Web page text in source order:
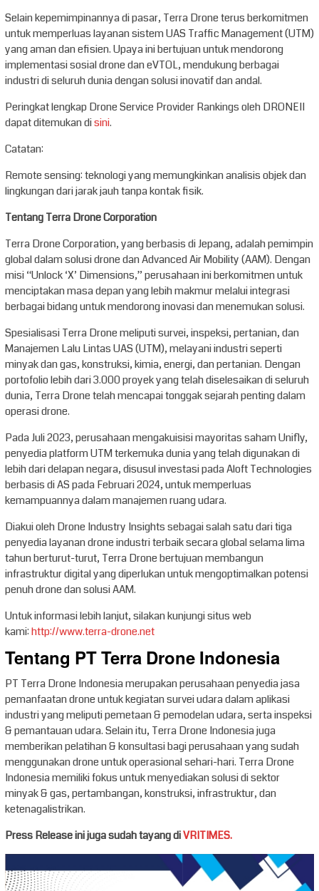
Selain kepemimpinannya di pasar, Terra Drone terus berkomitmen
untuk memperluas layanan sistem UAS Traffic Management (UTM)
yang aman dan efisien. Upaya ini bertujuan untuk mendorong
implementasi sosial drone dan eVTOL, mendukung berbagai
industri di seluruh dunia dengan solusi inovatif dan andal.
Peringkat lengkap Drone Service Provider Rankings oleh DRONEII
dapat ditemukan disini.
Catatan:
Remote sensing: teknologi yang memungkinkan analisis objek dan
lingkungan dari jarak jauh tanpa kontak fisik.
Tentang Terra Drone Corporation
Terra Drone Corporation, yang berbasis di Jepang, adalah pemimpin
global dalam solusi drone dan Advanced Air Mobility (AAM). Dengan
misi “Unlock ‘X’ Dimensions,” perusahaan ini berkomitmen untuk
menciptakan masa depan yang lebih makmur melalui integrasi
berbagai bidang untuk mendorong inovasi dan menemukan solusi.
Spesialisasi Terra Drone meliputi survei, inspeksi, pertanian, dan
Manajemen Lalu Lintas UAS (UTM), melayani industri seperti
minyak dan gas, konstruksi, kimia, energi, dan pertanian. Dengan
portofolio lebih dari 3.000 proyek yang telah diselesaikan di seluruh
dunia, Terra Drone telah mencapai tonggak sejarah penting dalam
operasi drone.
Pada Juli 2023, perusahaan mengakuisisi mayoritas saham Unifly,
penyedia platform UTM terkemuka dunia yang telah digunakan di
lebih dari delapan negara, disusul investasi pada Aloft Technologies
berbasis di AS pada Februari 2024, untuk memperluas
kemampuannya dalam manajemen ruang udara.
Diakui oleh Drone Industry Insights sebagai salah satu dari tiga
penyedia layanan drone industri terbaik secara global selama lima
tahun berturut-turut, Terra Drone bertujuan membangun
infrastruktur digital yang diperlukan untuk mengoptimalkan potensi
penuh drone dan solusi AAM.
Untuk informasi lebih lanjut, silakan kunjungi situs web
kami:http://www.terra-drone.net
Tentang PT Terra Drone Indonesia
PT Terra Drone Indonesia merupakan perusahaan penyedia jasa
pemanfaatan drone untuk kegiatan survei udara dalam aplikasi
industri yang meliputi pemetaan & pemodelan udara, serta inspeksi
& pemantauan udara. Selain itu, Terra Drone Indonesia juga
memberikan pelatihan & konsultasi bagi perusahaan yang sudah
menggunakan drone untuk operasional sehari-hari. Terra Drone
Indonesia memiliki fokus untuk menyediakan solusi di sektor
minyak & gas, pertambangan, konstruksi, infrastruktur, dan
ketenagalistrikan.
Press Release ini juga sudah tayang diVRITIMES.